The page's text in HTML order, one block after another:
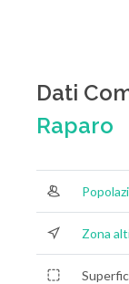
Dati
Raparo
Zona